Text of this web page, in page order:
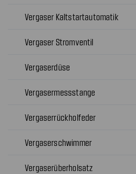
Vergaser Kaltstartautomatik
Vergaser Stromventil
Vergaserdüse
Vergasermessstange
Vergaserrückholfeder
Vergaserschwimmer
Vergaserüberholsatz